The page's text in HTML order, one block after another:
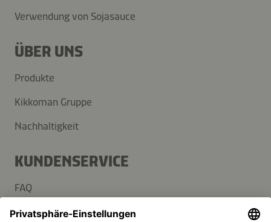
Verwendung von Sojasauce
ÜBER UNS
Produkte
Kikkoman Gruppe
Nachhaltigkeit
KUNDENSERVICE
FAQ
Kontakt